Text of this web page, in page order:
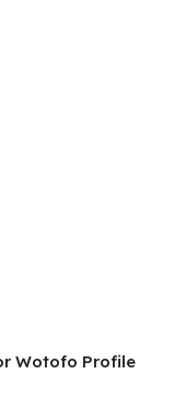
Wotofo Profile